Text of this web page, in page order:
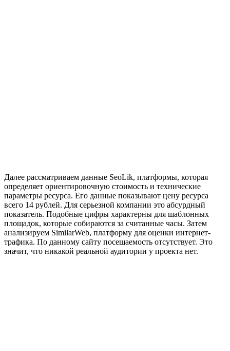
Далее рассматриваем данные SeoLik, платформы, которая
определяет ориентировочную стоимость и технические
параметры ресурса. Его данные показывают цену ресурса
всего 14 рублей. Для серьезной компании это абсурдный
показатель. Подобные цифры характерны для шаблонных
площадок, которые собираются за считанные часы. Затем
анализируем SimilarWeb, платформу для оценки интернет-
трафика. По данному сайту посещаемость отсутствует. Это
значит, что никакой реальной аудитории у проекта нет.